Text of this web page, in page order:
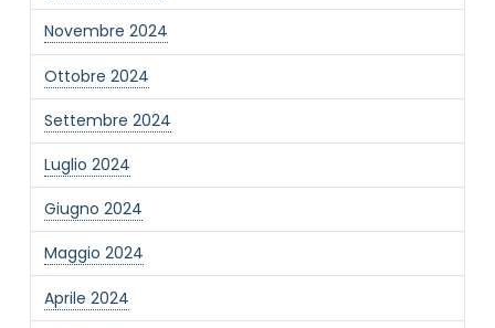
Novembre 2024
Ottobre 2024
Settembre 2024
Luglio 2024
Giugno 2024
Maggio 2024
Aprile 2024
MOTIVO DEL CONTATTO*
Informativa Privacy
Ho preso visione dell'informativa privacy
Privacy Policy completa